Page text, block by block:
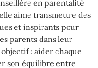
en parentalité
aime transmettre des
et inspirants pour
parents dans leur
: aider chaque
son équilibre entre